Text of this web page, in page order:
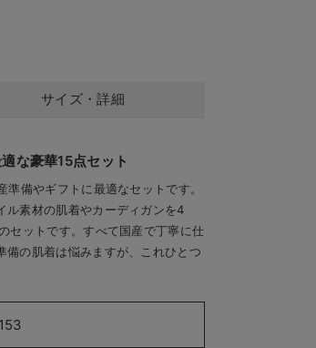
サイズ・詳細
な豪華15点セット
備やギフトに最適なセットです。
ル素材の肌着やカーディガンを4
セットです。すべて国産で丁寧に仕
備の肌着は悩みますが、これひとつ